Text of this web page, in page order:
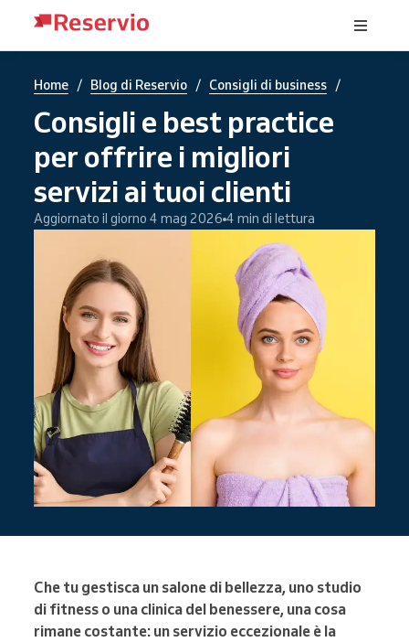
Home / Blog di Reservio / Consigli di business /
Consigli e best practice
per offrire i migliori
servizi ai tuoi clienti
Aggiornato il giorno 4 mag 2026 4 min di lettura
Che tu gestisca un salone di bellezza, uno studio
di fitness o una clinica del benessere, una cosa
rimane costante: un servizio eccezionale è la